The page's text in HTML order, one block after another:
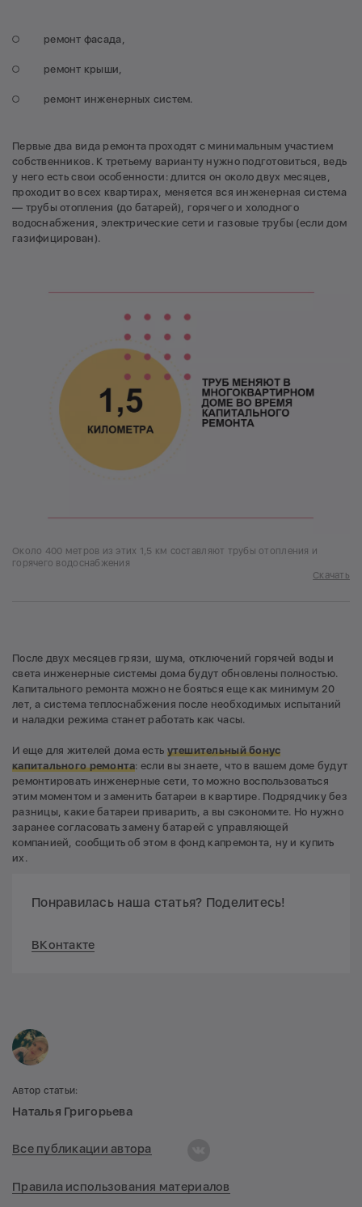
ремонт фасада,
ремонт крыши,
ремонт инженерных систем.
Первые два вида ремонта проходят с минимальным участием
собственников. К третьему варианту нужно подготовиться, ведь
у него есть свои особенности: длится он около двух месяцев,
проходит во всех квартирах, меняется вся инженерная система
— трубы отопления (до батарей), горячего и холодного
водоснабжения, электрические сети и газовые трубы (если дом
газифицирован).
Около 400 метров из этих 1,5 км составляют трубы отопления и
горячего водоснабжения
Скачать
После двух месяцев грязи, шума, отключений горячей воды и
света инженерные системы дома будут обновлены полностью.
Капитального ремонта можно не бояться еще как минимум 20
лет, а система теплоснабжения после необходимых испытаний
и наладки режима станет работать как часы.
И еще для жителей дома есть утешительный бонус
капитального ремонта: если вы знаете, что в вашем доме будут
ремонтировать инженерные сети, то можно воспользоваться
этим моментом и заменить батареи в квартире. Подрядчику без
разницы, какие батареи приварить, а вы сэкономите. Но нужно
заранее согласовать замену батарей с управляющей
компанией, сообщить об этом в фонд капремонта, ну и купить
их.
Понравилась наша статья? Поделитесь!
ВКонтакте
Автор статьи:
Наталья Григорьева
Все публикации автора
Правила использования материалов